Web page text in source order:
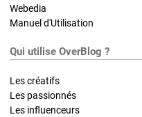
Webedia
Manuel d'Utilisation
Qui utilise OverBlog ?
Les créatifs
Les passionnés
Les influenceurs